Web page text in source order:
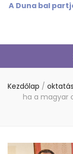
A Duna bal
Kezdőlap / oktatás
ha a magyar